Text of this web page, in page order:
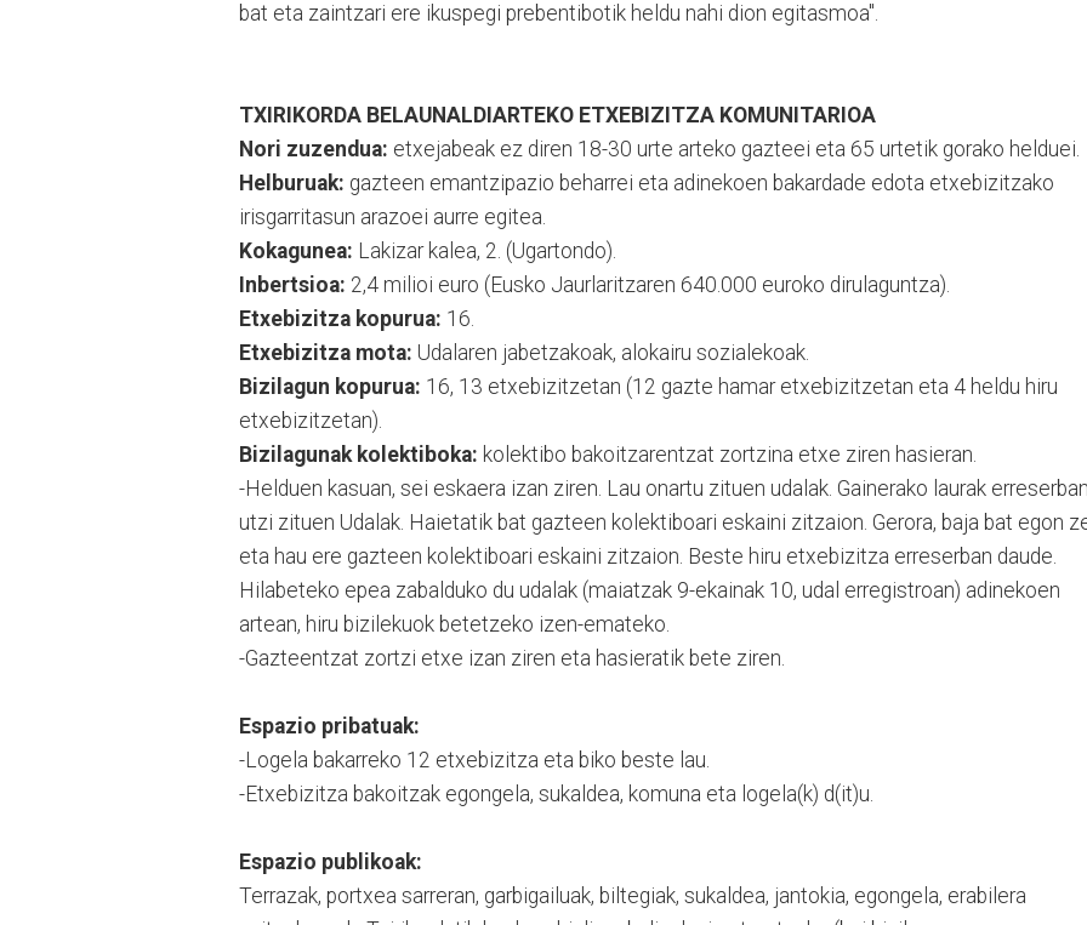
bat eta zaintzari ere ikuspegi prebentibotik heldu nahi dion egitasmoa".
TXIRIKORDA BELAUNALDIARTEKO ETXEBIZITZA KOMUNITARIOA
Nori zuzendua: etxejabeak ez diren 18-30 urte arteko gazteei eta 65 urtetik gorako helduei.
Helburuak: gazteen emantzipazio beharrei eta adinekoen bakardade edota etxebizitzako
irisgarritasun arazoei aurre egitea.
Kokagunea: Lakizar kalea, 2. (Ugartondo).
Inbertsioa: 2,4 milioi euro (Eusko Jaurlaritzaren 640.000 euroko dirulaguntza).
Etxebizitza kopurua: 16.
Etxebizitza mota: Udalaren jabetzakoak, alokairu sozialekoak.
Bizilagun kopurua: 16, 13 etxebizitzetan (12 gazte hamar etxebizitzetan eta 4 heldu hiru
etxebizitzetan).
Bizilagunak kolektiboka: kolektibo bakoitzarentzat zortzina etxe ziren hasieran.
-Helduen kasuan, sei eskaera izan ziren. Lau onartu zituen udalak. Gainerako laurak
utzi zituen Udalak. Haietatik bat gazteen kolektiboari eskaini zitzaion. Gerora, baja bat egon
eta hau ere gazteen kolektiboari eskaini zitzaion. Beste hiru etxebizitza erreserban daude.
Hilabeteko epea zabalduko du udalak (maiatzak 9-ekainak 10, udal erregistroan) adinekoen
artean, hiru bizilekuok betetzeko izen-emateko.
-Gazteentzat zortzi etxe izan ziren eta hasieratik bete ziren.
Espazio pribatuak:
-Logela bakarreko 12 etxebizitza eta biko beste lau.
-Etxebizitza bakoitzak egongela, sukaldea, komuna eta logela(k) d(it)u.
Espazio publikoak:
Terrazak, portxea sarreran, garbigailuak, biltegiak, sukaldea, jantokia, egongela, erabilera